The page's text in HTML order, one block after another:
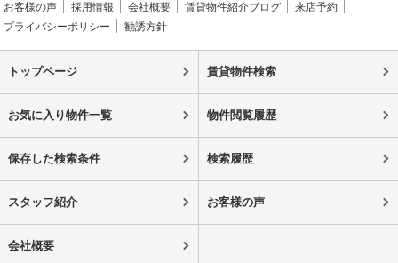
お客様の声
採用情報 会社概要 賃貸物件紹介ブログ
来店予約
プライバシーポリシー
勧誘方針
トップページ 賃貸物件検索
お気に入り物件一覧 物件閲覧履歴
保存した検索条件 検索履歴
スタッフ紹介 お客様の声
会社概要